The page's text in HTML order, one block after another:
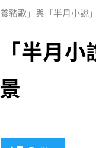
養豬歌」與「半月小
半月